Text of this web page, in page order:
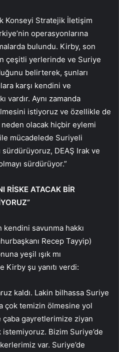
Konseyi Stratejik İletişim
operasyonlarına
bulundu. Kirby, son
çeşitli yerlerinde ve Suriye
belirterek, şunları
karşı kendini ve
vardır. Aynı zamanda
istiyoruz ve özellikle de
olacak hiçbir eylemi
mücadelede Suriyeli
sürdürüyoruz, DEAŞ Irak ve
sürdürüyor.”
RİSKE ATACAK BİR
kendini savunma hakkı
Recep Tayyip)
yeşil ışık mı
Kirby şu yanıtı verdi:
kaldı. Lakin bilhassa Suriye
çok temizin ölmesine yol
çaba gayretlerimize ziyan
Bizim Suriye’de
var. Suriye’de